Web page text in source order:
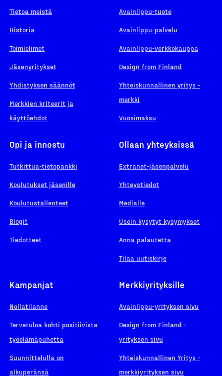
Tietoa meistä
Historia
Toimielimet
Jäsenyritykset
Yhdistyksen säännöt
Merkkien kriteerit ja
käyttöehdot
Avainlippu-tuote
Avainlippu-palvelu
Avainlippu-verkkokauppa
Design from Finland
Yhteiskunnallinen yritys -
merkki
Vuosimaksu
Opi ja innostu
Tutkittua-tietopankki
Koulutukset jäsenille
Koulutustallenteet
Blogit
Tiedotteet
Ollaan yhteyksissä
Extranet-jäsenpalvelu
Yhteystiedot
Medialle
Usein kysytyt kysymykset
Anna palautetta
Tilaa uutiskirje
Kampanjat
Nollatilanne
Tervetuloa kohti positiivista
työelämäpuhetta
Suunnittelulla on
alkuperänsä
Merkkiyrityksille
Avainlippu-yrityksen sivu
Design from Finland -
yrityksen sivu
Yhteiskunnallinen Yritys -
merkkiyrityksen sivu